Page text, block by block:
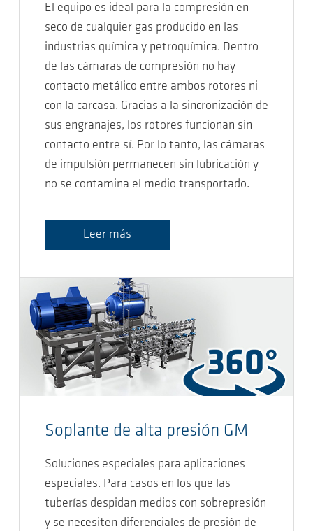
El equipo es ideal para la compresión en
seco de cualquier gas producido en las
industrias química y petroquímica. Dentro
de las cámaras de compresión no hay
contacto metálico entre ambos rotores ni
con la carcasa. Gracias a la sincronización de
sus engranajes, los rotores funcionan sin
contacto entre sí. Por lo tanto, las cámaras
de impulsión permanecen sin lubricación y
no se contamina el medio transportado.
Leer más
Soplante de alta presión GM
Soluciones especiales para aplicaciones
especiales. Para casos en los que las
tuberías despidan medios con sobrepresión
y se necesiten diferenciales de presión de